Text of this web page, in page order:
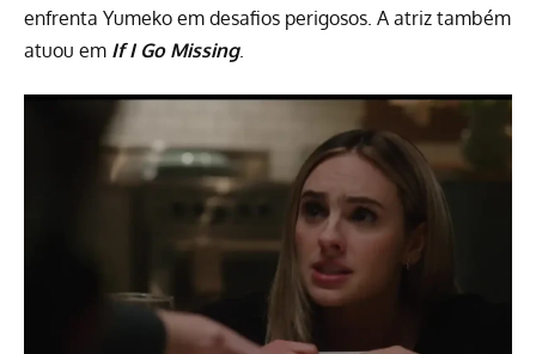
enfrenta Yumeko em desafios perigosos. A atriz também
atuou em If I Go Missing.